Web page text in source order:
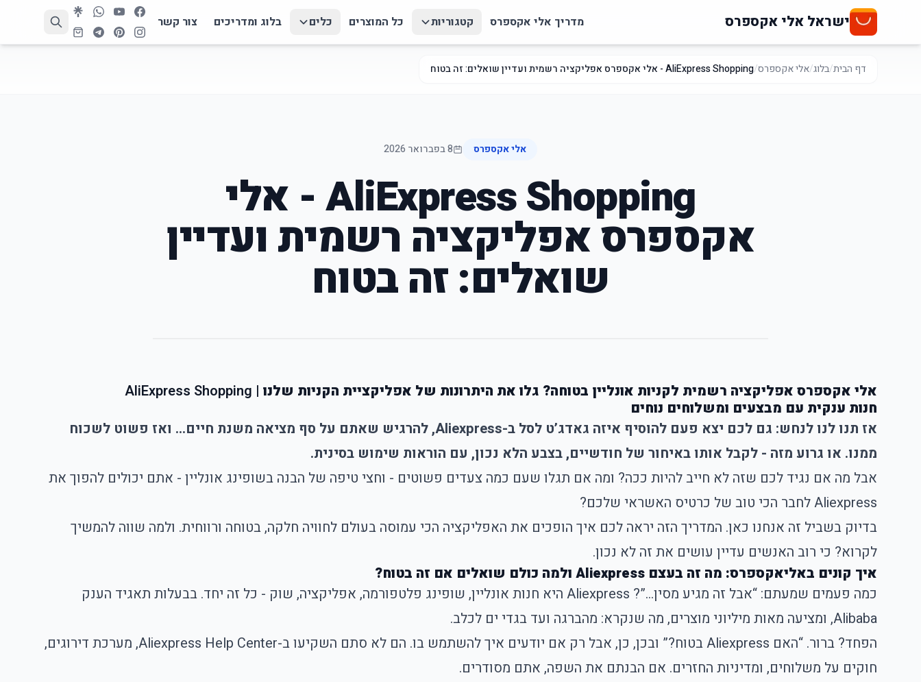
ישראל אלי אקספרס מדריך אלי אקספרס קטגוריות כל המוצרים כלים בלוג ומדריכים צור קשר
דף הבית/בלוג/אלי אקספרס/AliExpress Shopping - אלי אקספרס אפליקציה רשמית ועדיין שואלים: זה בטוח
אלי אקספרס 8 בפברואר 2026
AliExpress Shopping - אלי
אקספרס אפליקציה רשמית ועדיין
שואלים: זה בטוח
אלי אקספרס אפליקציה רשמית לקניות אונליין בטוחה? גלו את היתרונות של אפליקציית הקניות שלנו | AliExpress Shopping
חנות ענקית עם מבצעים ומשלוחים נוחים
אז תנו לנו לנחש: גם לכם יצא פעם להוסיף איזה גאדג’ט לסל ב-Aliexpress, להרגיש שאתם על סף מציאה משנת חיים... ואז פשוט לשכוח
ממנו. או גרוע מזה - לקבל אותו באיחור של חודשיים, בצבע הלא נכון, עם הוראות שימוש בסינית.
אבל מה אם נגיד לכם שזה לא חייב להיות ככה? ומה אם תגלו שעם כמה צעדים פשוטים - וחצי טיפה של הבנה בשופינג אונליין - אתם יכולים להפוך את
Aliexpressלחבר הכי טוב של כרטיס האשראי שלכם?
בדיוק בשביל זה אנחנו כאן. המדריך הזה יראה לכם איך הופכים את האפליקציה הכי עמוסה בעולם לחוויה חלקה, בטוחה ורווחית. ולמה שווה להמשיך
לקרוא? כי רוב האנשים עדיין עושים את זה לא נכון.
איך קונים באליאקספרס: מה זה בעצם Aliexpress ולמה כולם שואלים אם זה בטוח?
כמה פעמים שמעתם: “אבל זה מגיע מסין…”? Aliexpress היא חנות אונליין, שופינג פלטפורמה, אפליקציה, שוק - כל זה יחד. בבעלות תאגיד הענק
Alibaba, ומציעה מאות מיליוני מוצרים, מה שנקרא: מהברגה ועד בגדי ים לכלב.
הפחד? ברור. “האם Aliexpress בטוח?” ובכן, כן, אבל רק אם יודעים איך להשתמש בו. הם לא סתם השקיעו ב-Aliexpress Help Center, מערכת דירוגים,
חוקים על משלוחים, ומדיניות החזרים. אם הבנתם את השפה, אתם מסודרים.